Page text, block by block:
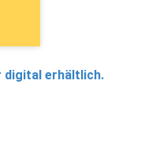
digital erhältlich.